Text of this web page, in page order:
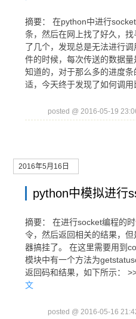
摘要： 在python中进行
条，然后在网上找了好久，
了几个，发现总是无法进行
件的时候，每次传送的数据
知道的，对于那么多的进度
适，今天终于发现了如何调用
posted @ 2016-05-19
2016年5月16日
python中模拟进行
摘要： 在进行socket编程的
令，然后返回相关的结果，
器搞挂了。 在这里需要用到
模块中有一个方法为
返回码和结果，如下所示：
文
posted @ 2016-05-16